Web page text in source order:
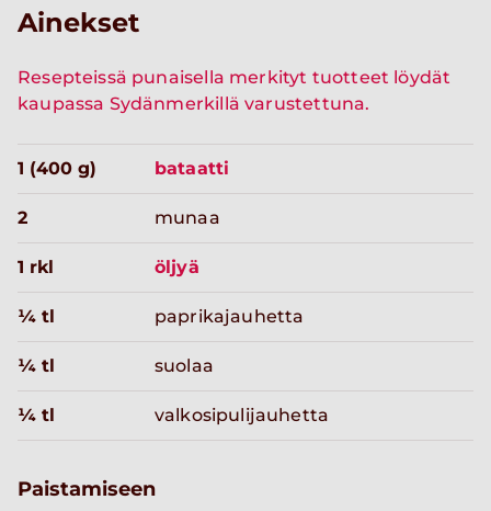
Ainekset
Resepteissä punaisella merkityt tuotteet löydät
kaupassa Sydänmerkillä varustettuna.
1 (400 g) bataatti
2 munaa
1 rkl öljyä
¼ tl paprikajauhetta
¼ tl suolaa
¼ tl valkosipulijauhetta
Paistamiseen